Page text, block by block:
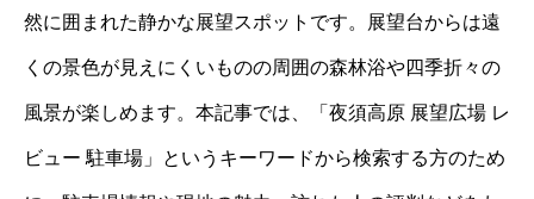
然に囲まれた静かな展望スポットです。展望台からは遠
くの景色が見えにくいものの周囲の森林浴や四季折々の
風景が楽しめます。本記事では、「夜須高原 展望広場 レ
ビュー 駐車場」というキーワードから検索する方のため